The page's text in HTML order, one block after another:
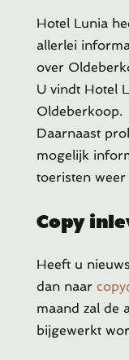
Hotel Lunia
allerlei
over
U vindt Hotel
Oldeberkoop.
Daarnaast
mogelijk
toeristen weer
Copy
Heeft u
dan naar
maand zal de
bijgewerkt